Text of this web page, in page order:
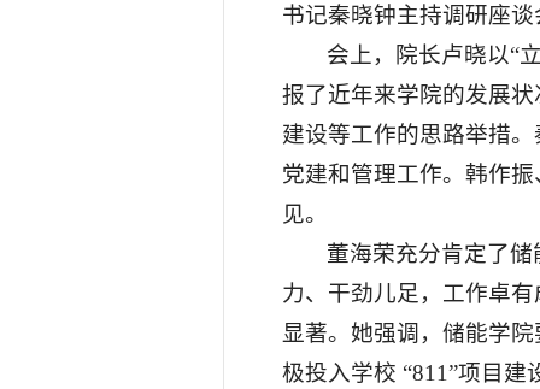
书记秦晓钟主持调研座
会上，院长卢晓以“
报了近年来学院的发展
建设等工作的思路举措
党建和管理工作。韩作
见。
董海荣充分肯定了
力、干劲儿足，工作卓
显著。她强调，储能学
极投入学校 “811”项目